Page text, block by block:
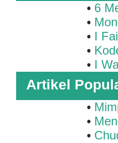
• 6
•
• I
•
• I
Artikel
•
•
•